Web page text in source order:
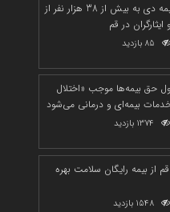
ارائه خدمات بیمه دی به بیش از 38 هزار نفر از
در قم
حق بیمه‌ها موجب «اختلال
بیمه‌ای و درمانی می‌شود
از بیمه رایگان سلامت بهره‌
1548 بازدید